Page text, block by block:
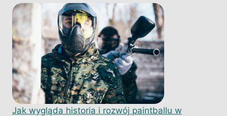
Jak wygląda historia i rozwój paintballu w